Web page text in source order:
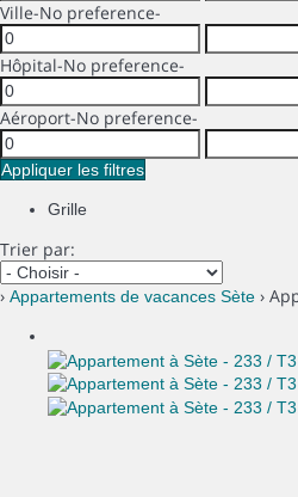
Ville-No preference-
Hôpital-No preference-
Aéroport-No preference-
Appliquer les filtres
Grille
Trier par:
› Appartements de vacances Sète ›